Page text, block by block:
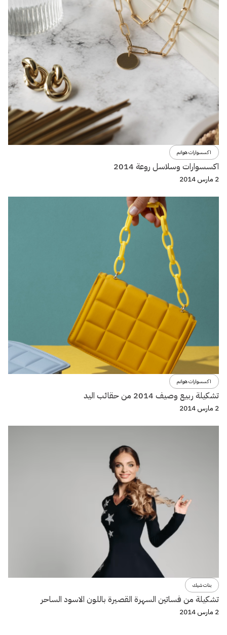
اكسسوارات هوانم
اكسسوارات وسلاسل روعة 2014
2 مارس 2014
اكسسوارات هوانم
تشكيلة ربيع وصيف 2014 من حقائب اليد
2 مارس 2014
بنات شيك
تشكيلة من فساتين السهرة القصيرة باللون الاسود الساحر
2 مارس 2014